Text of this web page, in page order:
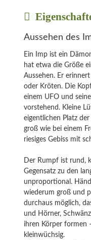
Aussehen des
Ein Imp ist ein
hat etwa die Größe
Aussehen. Er
oder Kröten. Die
einem UFO und
vorstehend. Kleine
eigentlichen Platz
groß wie bei einem
riesiges Gebiss mit
Der Rumpf ist rund,
Gegensatz zu den
unproportional.
wiederum groß und
durchaus möglich,
und Hörner,
ihren Körper formen
kleinwüchsig.